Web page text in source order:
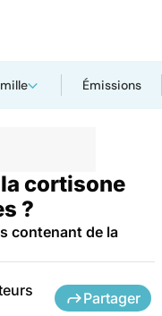
Émissions
la cortisone
?
contenant de la
Partager